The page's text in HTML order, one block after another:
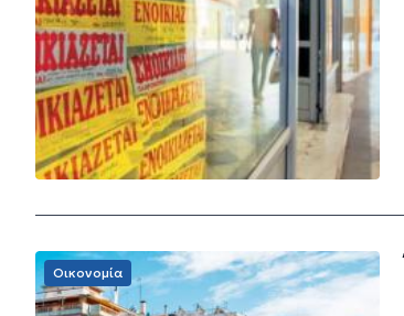
Οικονομία